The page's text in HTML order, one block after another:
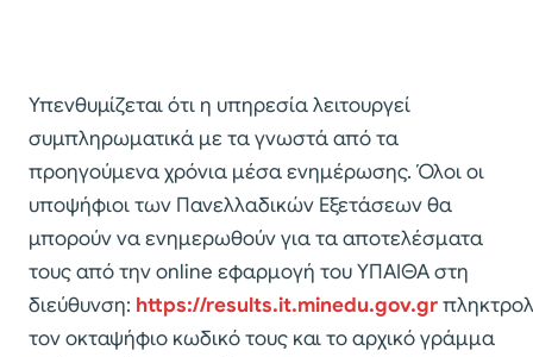
Υπενθυμίζεται ότι η υπηρεσία λειτουργεί
συμπληρωματικά με τα γνωστά από τα
προηγούμενα χρόνια μέσα ενημέρωσης. Όλοι οι
υποψήφιοι των Πανελλαδικών Εξετάσεων θα
μπορούν να ενημερωθούν για τα αποτελέσματα
τους από την online εφαρμογή του ΥΠΑΙΘΑ στη
διεύθυνση: https://results.it.minedu.gov.gr
τον οκταψήφιο κωδικό τους και το αρχικό γράμμα